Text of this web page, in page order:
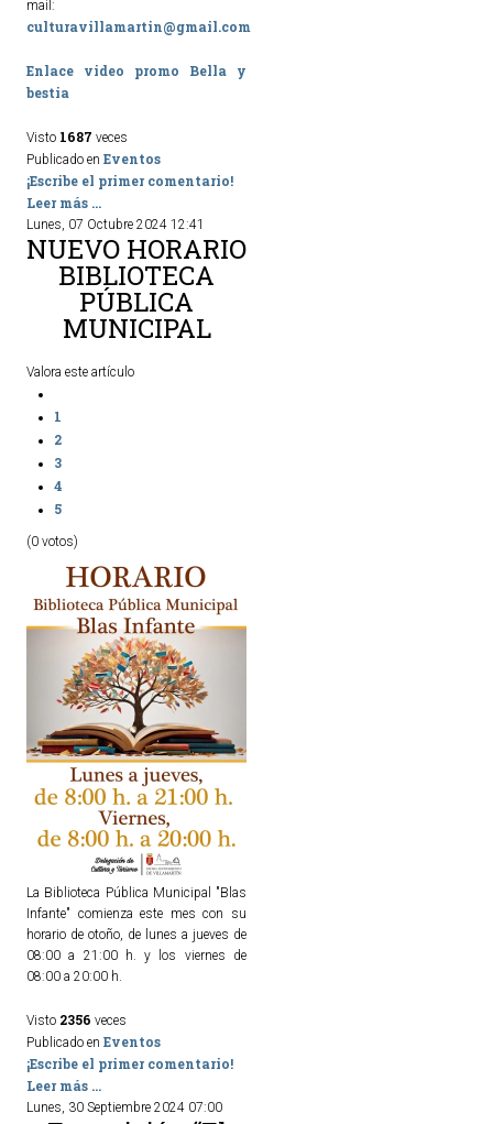
mail:
culturavillamartin@gmail.com
Enlace video promo Bella y
bestia
Visto 1687 veces
Publicado en Eventos
¡Escribe el primer comentario!
Leer más ...
Lunes, 07 Octubre 2024 12:41
NUEVO HORARIO
BIBLIOTECA
PÚBLICA
MUNICIPAL
Valora este artículo
1
2
3
4
5
(0 votos)
La Biblioteca Pública Municipal "Blas
Infante" comienza este mes con su
horario de otoño, de lunes a jueves de
08:00 a 21:00 h. y los viernes de
08:00 a 20:00 h.
Visto 2356 veces
Publicado en Eventos
¡Escribe el primer comentario!
Leer más ...
Lunes, 30 Septiembre 2024 07:00